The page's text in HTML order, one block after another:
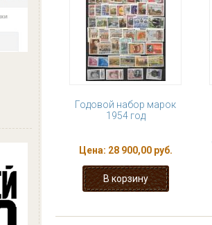
Годовой набор марок
1954 год
Цена: 28 900,00 руб.